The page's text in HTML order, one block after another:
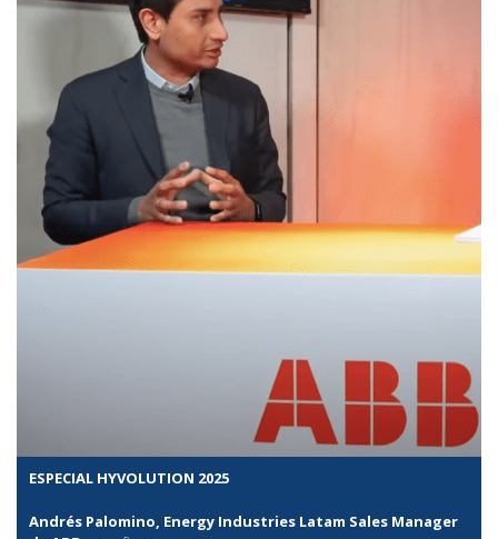
ESPECIAL HYVOLUTION 2025
Andrés Palomino, Energy Industries Latam Sales Manager